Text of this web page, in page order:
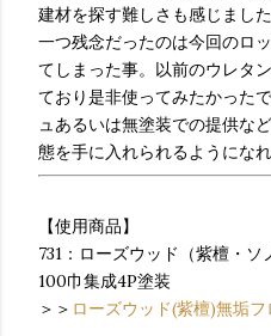
建材を探す難しさも感じました
一つ残念だったのは今回のロ
てしまった事。以前のウレタ
ており是非使ってみたかった
ュあるいは無塗装での提供な
態を手に入れられるようにな
【使用商品】
731：ローズウッド（紫檀・
100巾集成4P塗装
＞＞ ローズウッド(紫檀)無垢